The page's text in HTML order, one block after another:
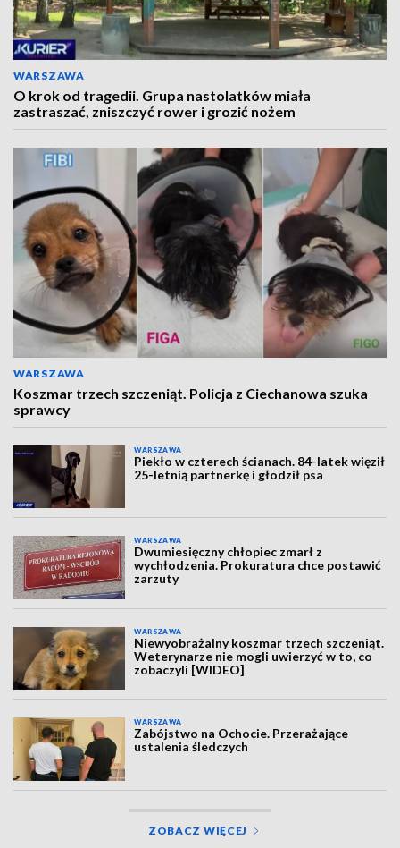
WARSZAWA
O krok od tragedii. Grupa nastolatków miała
zastraszać, zniszczyć rower i grozić nożem
WARSZAWA
Koszmar trzech szczeniąt. Policja z Ciechanowa szuka
sprawcy
WARSZAWA
Piekło w czterech ścianach. 84-latek więził
25-letnią partnerkę i głodził psa
WARSZAWA
Dwumiesięczny chłopiec zmarł z
wychłodzenia. Prokuratura chce postawić
zarzuty
WARSZAWA
Niewyobrażalny koszmar trzech szczeniąt.
Weterynarze nie mogli uwierzyć w to, co
zobaczyli [WIDEO]
WARSZAWA
Zabójstwo na Ochocie. Przerażające
ustalenia śledczych
ZOBACZ WIĘCEJ